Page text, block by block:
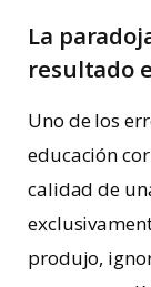
La
resultado
Uno de los
educación
calidad de
produjo,